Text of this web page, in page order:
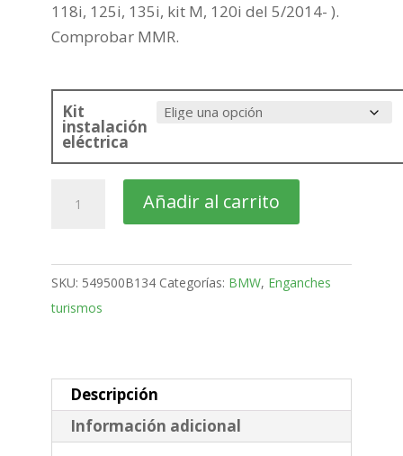
118i, 125i, 135i, kit M, 120i del 5/2014- ).
Comprobar MMR.
Kit
instalación
eléctrica
Serie
5
Puertas
Bola
2010-
2019
cantidad
Añadir al carrito
SKU: 549500B134 Categorías: BMW, Enganches
turismos
Descripción
Información adicional